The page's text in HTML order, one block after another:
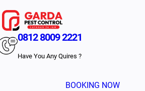
0812 8009 2221
Have You Any Quires ?
BOOKING NOW